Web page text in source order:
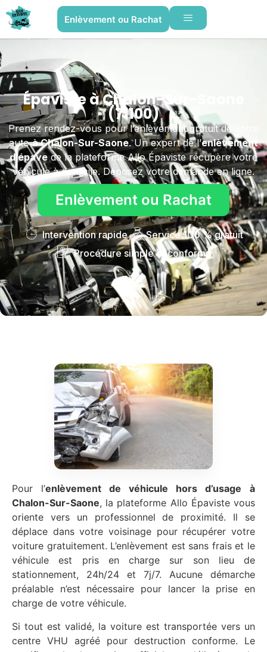
Enlèvement ou Rachat
Épaviste à Chalon-Sur-Saone
(71100)
Prenez rendez-vous pour l’enlèvement gratuit de votre
autoà Chalon-Sur-Saone. Un expert de l’enlèvement
d’épavede la plateforme Allo Épaviste récupère votre
véhicule à domicile. Déposez votre demande en ligne.
Enlèvement ou Rachat
Intervention rapide
Service 100 % gratuit
Procédure simple et conforme
Pour l’enlèvement de véhicule hors d’usage
à
Chalon-Sur-Saone, la plateforme Allo Épaviste vous
oriente vers un professionnel de proximité. Il se
déplace dans votre voisinage pour récupérer votre
voiture gratuitement. L’enlèvement est sans frais et le
véhicule est pris en charge sur son lieu de
stationnement, 24h/24 et 7j/7. Aucune démarche
préalable n’est nécessaire pour lancer la prise en
charge de votre véhicule.
Si tout est validé, la voiture est transportée vers un
centre VHU agréé pour destruction conforme. Le